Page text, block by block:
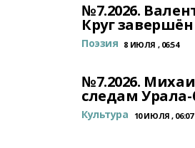
№7.2026.
Круг завершён
Поэзия 8 ИЮЛЯ , 06:54
№7.2026.
следам
Культура 10 ИЮЛЯ , 06:07